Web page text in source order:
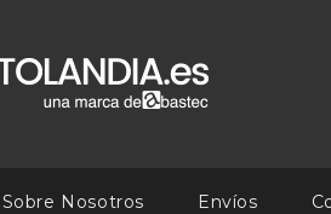
Sobre Nosotros Envíos